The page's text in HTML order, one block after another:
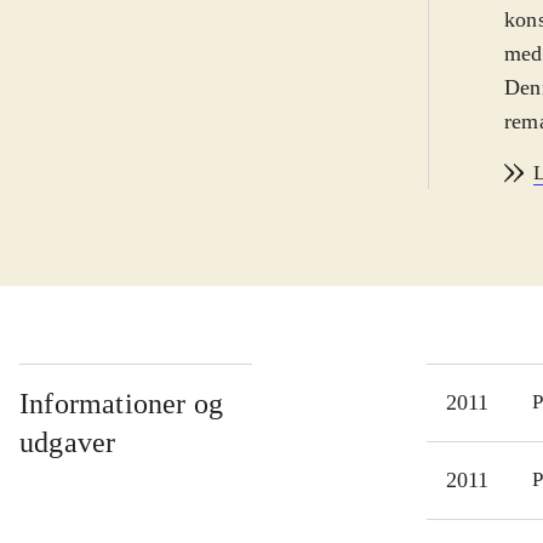
Informationer og
udgaver
2011
2011